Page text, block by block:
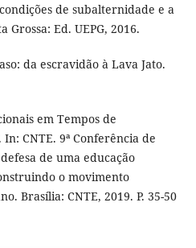
de subalternidade e a
Grossa: Ed. UEPG, 2016.
da escravidão à Lava Jato.
em Tempos de
CNTE. 9ª Conferência de
de uma educação
o movimento
Brasília: CNTE, 2019. P. 35-50